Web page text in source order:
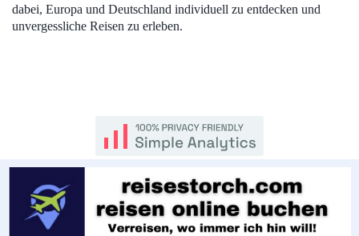
dabei, Europa und Deutschland individuell zu entdecken und
unvergessliche Reisen zu erleben.